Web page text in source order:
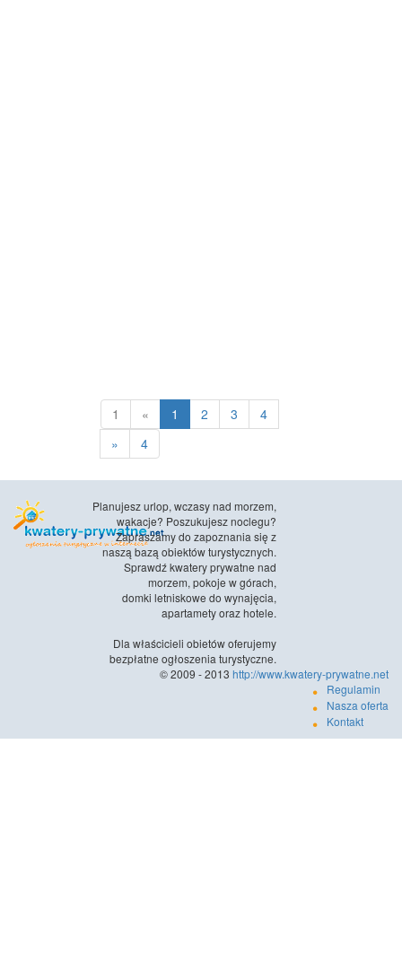
1 « 1 2 3
4
»
4
Planujesz urlop, wczasy nad morzem,
wakacje? Poszukujesz noclegu?
Zapraszamy do zapoznania się z
naszą bazą obiektów turystycznych.
Sprawdź kwatery prywatne nad
morzem, pokoje w górach,
domki letniskowe do wynajęcia,
apartamety oraz hotele.
Dla właścicieli obietów oferujemy
bezpłatne ogłoszenia turystyczne.
© 2009 - 2013 http://www.kwatery-prywatne.net
Regulamin
Nasza oferta
Kontakt